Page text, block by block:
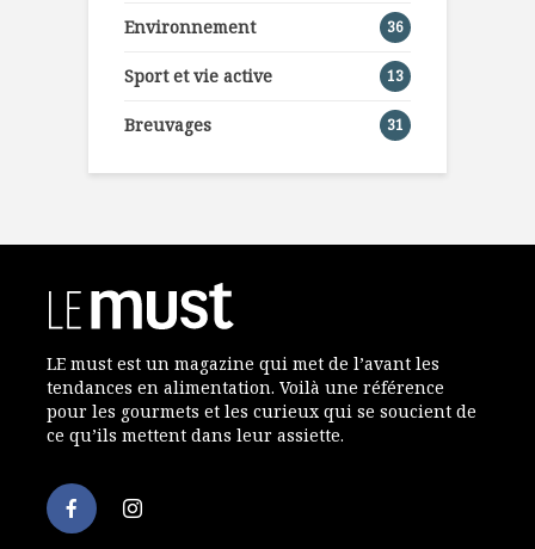
Environnement 36
Sport et vie active 13
Breuvages 31
LE must est un magazine qui met de l’avant les
tendances en alimentation. Voilà une référence
pour les gourmets et les curieux qui se soucient de
ce qu’ils mettent dans leur assiette.